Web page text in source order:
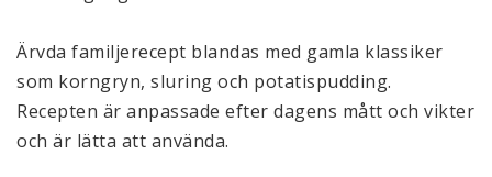
Ärvda familjerecept blandas med gamla klassiker
som korngryn, sluring och potatispudding.
Recepten är anpassade efter dagens mått och vikter
och är lätta att använda.